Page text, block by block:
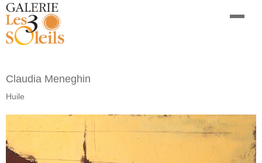
Claudia Meneghin
Huile